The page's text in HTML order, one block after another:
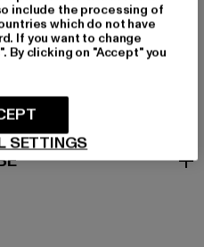
include the processing of
which do not have
If you want to change
By clicking on "Accept" you
SETTINGS